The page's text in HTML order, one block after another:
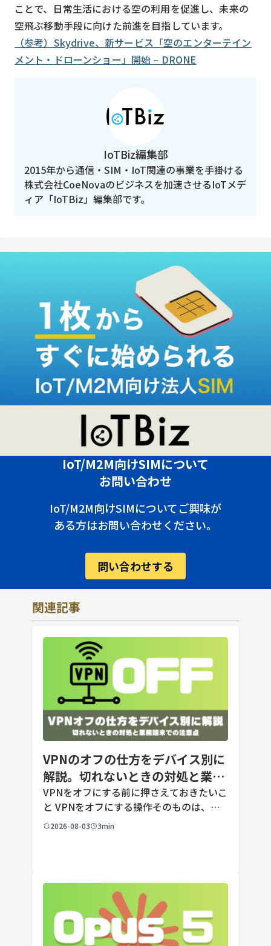
ことで、日常生活における空の利用を促進し、未来の
空飛ぶ移動手段に向けた前進を目指しています。
（参考）Skydrive、新サービス「空のエンターテイン
メント・ドローンショー」開始 – DRONE
IoTBiz編集部
2015年から通信・SIM・IoT関連の事業を手掛ける
株式会社CoeNovaのビジネスを加速させるIoTメデ
ィア「IoTBiz」編集部です。
IoT/M2M向けSIMについて
お問い合わせ
IoT/M2M向けSIMについてご興味が
ある方はお問い合わせください。
問い合わせする
関連記事
VPNのオフの仕方をデバイス別に
解説。切れないときの対処と業務
端末での注意点
VPNをオフにする前に押さえておきたいこ
と VPNをオフにする操作そのものは、ど
の端末でも数タップから数クリックで完了
2026-08-03 3min